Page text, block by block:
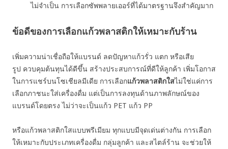
ไม่จำเป็น การเลือกซัพพลายเออร์ที่ได้มาตรฐานจึงสำคัญมาก
ข้อดีของการเลือกแก้วพลาสติกให้เหมาะกับร้าน
เพิ่มความน่าเชื่อถือให้แบรนด์ ลดปัญหาแก้วรั่ว แตก หรือเสีย
รูป ควบคุมต้นทุนได้ดีขึ้น สร้างประสบการณ์ที่ดีให้ลูกค้า เพิ่มโอกาส
ในการแชร์บนโซเชียลมีเดีย การเลือกแก้วพลาสติกใสไม่ใช่แค่การ
เลือกภาชนะใส่เครื่องดื่ม แต่เป็นการลงทุนด้านภาพลักษณ์ของ
แบรนด์โดยตรง ไม่ว่าจะเป็นแก้ว PET แก้ว PP
หรือแก้วพลาสติกใสแบบพรีเมียม ทุกแบบมีจุดเด่นต่างกัน การเลือก
ให้เหมาะกับประเภทเครื่องดื่ม กลุ่มลูกค้า และสไตล์ร้าน จะช่วยให้